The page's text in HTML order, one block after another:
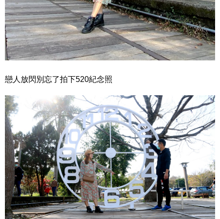
戀人放閃別忘了拍下520紀念照